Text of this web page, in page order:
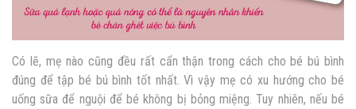
Có lẽ, mẹ nào cũng đều rất cẩn thận trong cách cho bé bú bình
đúng để tập bé bú bình tốt nhất. Vì vậy mẹ có xu hướng cho bé
uống sữa để nguội để bé không bị bỏng miệng. Tuy nhiên, nếu bé